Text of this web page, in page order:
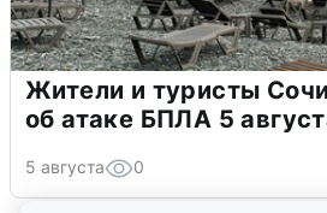
Жители и туристы
об атаке БПЛА 5
5 августа 0